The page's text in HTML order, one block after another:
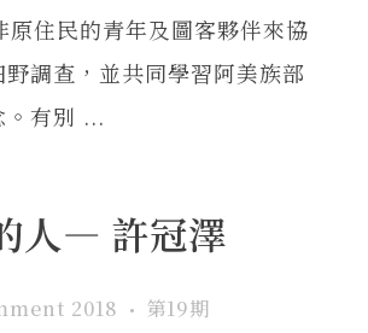
原住民的青年及圖客夥伴來協
調查，並共同學習阿美族部
。有別 ...
人— 許冠澤
2018 第19期